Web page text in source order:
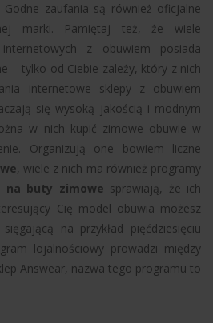
Godne zaufania są również oficjalne
marki. Pamiętaj też, że wiele
z obuwiem posiada
– tylko od Ciebie zależy, który z nich
internetowe sklepy z obuwiem
się wysoką jakością i modnym
w nich kupić zimowe obuwie w
Organizują one bowiem liczne
, wiele z nich ma również programy
na buty zimowe sprawiają, że ich
Cię model obuwia możesz
na przykład pięćdziesięciu
lojalnościowy prowadzi między
Answear, nazwa tego programu to